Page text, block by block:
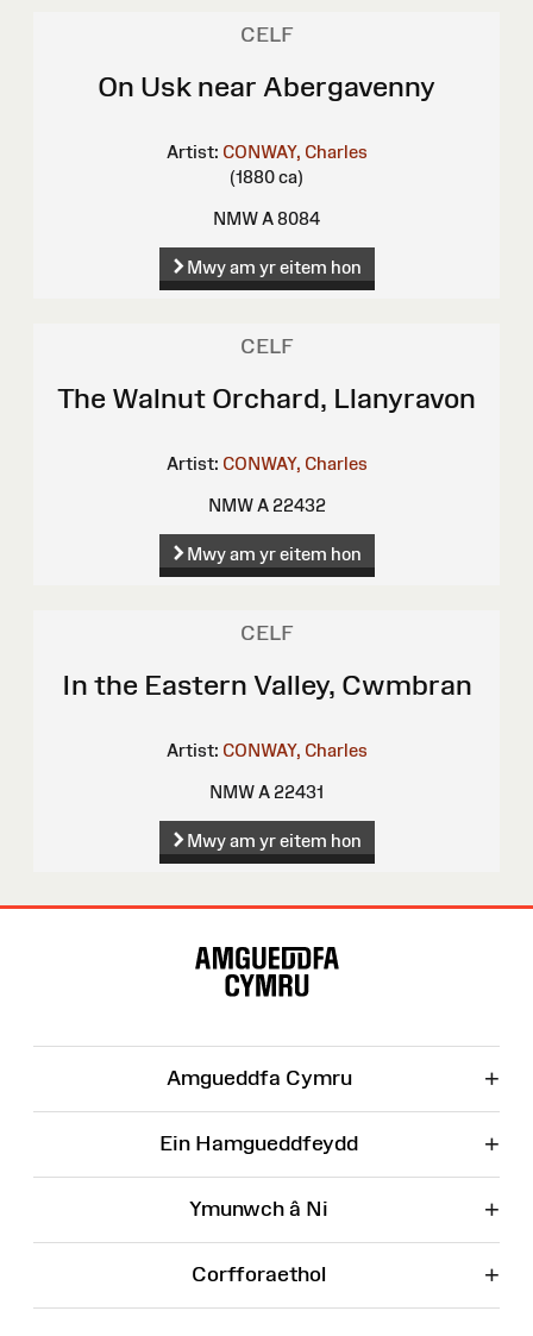
CELF
On Usk near Abergavenny
Artist: CONWAY, Charles
(1880 ca)
NMW A 8084
Mwy am yr eitem hon
CELF
The Walnut Orchard, Llanyravon
Artist: CONWAY, Charles
NMW A 22432
Mwy am yr eitem hon
CELF
In the Eastern Valley, Cwmbran
Artist: CONWAY, Charles
NMW A 22431
Mwy am yr eitem hon
Amgueddfa Cymru +
Ein Hamgueddfeydd +
Ymunwch â Ni +
Corfforaethol +